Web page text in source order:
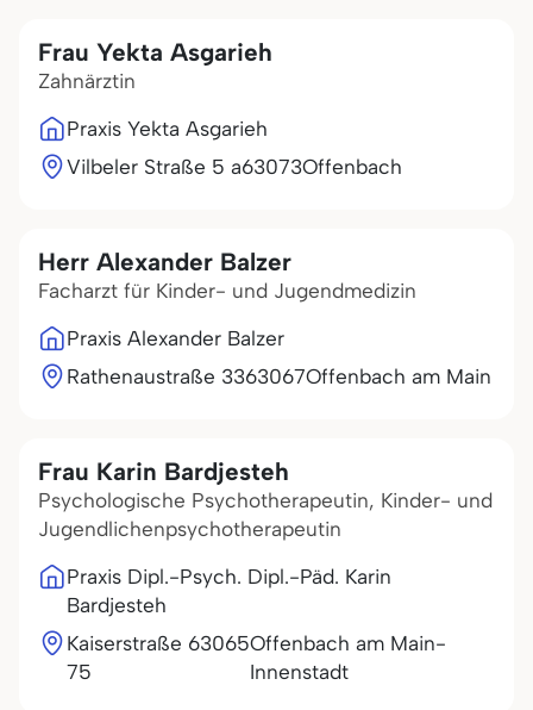
Frau Yekta Asgarieh
Zahnärztin
Praxis Yekta Asgarieh
Vilbeler Straße 5 a63073Offenbach
Herr Alexander Balzer
Facharzt für Kinder- und Jugendmedizin
Praxis Alexander Balzer
Rathenaustraße 3363067Offenbach am Main
Frau Karin Bardjesteh
Psychologische Psychotherapeutin, Kinder- und
Jugendlichenpsychotherapeutin
Praxis Dipl.-Psych. Dipl.-Päd. Karin
Bardjesteh
Kaiserstraße
75
63065Offenbach am Main-
Innenstadt